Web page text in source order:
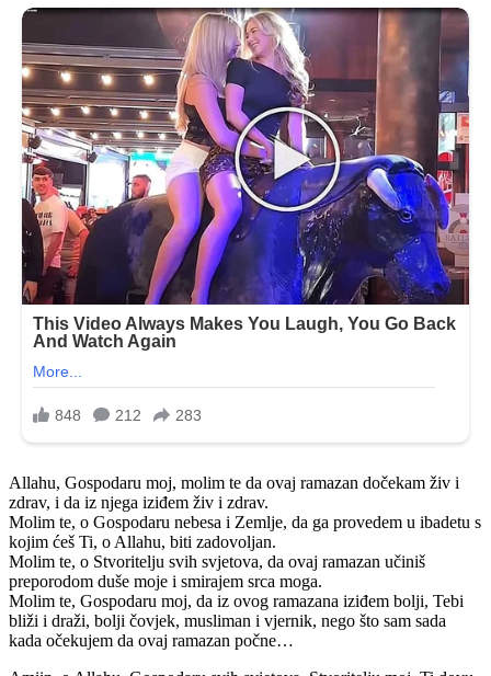
Allahu, Gospodaru moj, molim te da ovaj ramazan dočekam živ i
zdrav, i da iz njega iziđem živ i zdrav.
Molim te, o Gospodaru nebesa i Zemlje, da ga provedem u ibadetu s
kojim ćeš Ti, o Allahu, biti zadovoljan.
Molim te, o Stvoritelju svih svjetova, da ovaj ramazan učiniš
preporodom duše moje i smirajem srca moga.
Molim te, Gospodaru moj, da iz ovog ramazana iziđem bolji, Tebi
bliži i draži, bolji čovjek, musliman i vjernik, nego što sam sada
kada očekujem da ovaj ramazan počne…